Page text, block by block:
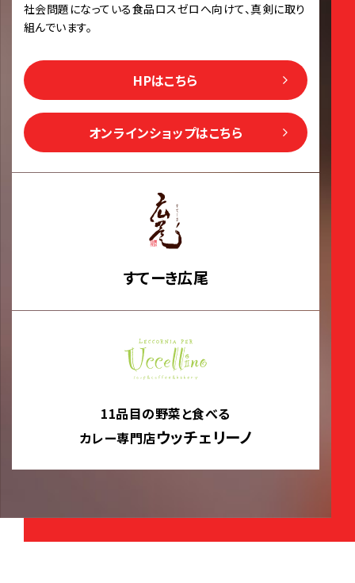
社会問題になっている食品ロスゼロへ向けて、真剣に取り
組んでいます。
HPはこちら
オンラインショップはこちら
すてーき広尾
11品目の野菜と食べる
カレー専門店ウッチェリーノ